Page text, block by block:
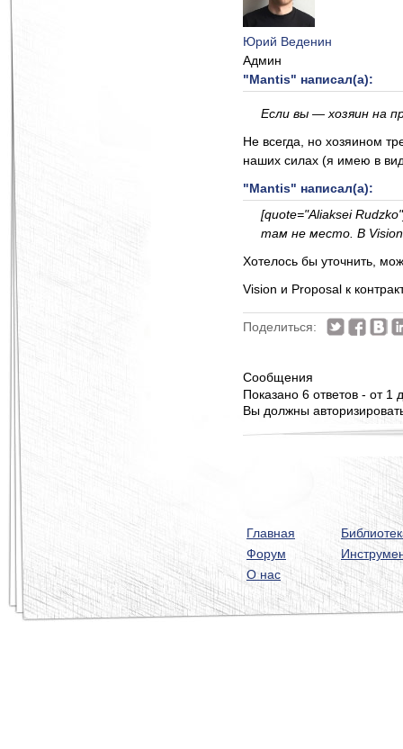
Юрий Веденин
Админ
"Mantis" написал(а):
Если вы — хозяин на
Не всегда, но хозяином
наших силах (я имею в
"Mantis" написал(а):
[quote="Aliaksei
там не место. В
Хотелось бы уточнить,
Vision и Proposal к
Поделиться:
Сообщения
Показано 6 ответов - от 1
Вы должны
Главная
Форум
О нас